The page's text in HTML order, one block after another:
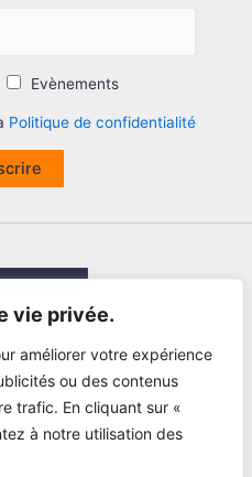
vie privée.
améliorer votre expérience
ou des contenus
trafic. En cliquant sur «
à notre utilisation des
Evènements
Politique de confidentialité
France - Marque déposée